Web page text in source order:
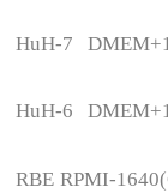
HuH-7
HuH-6
RBE RPMI-